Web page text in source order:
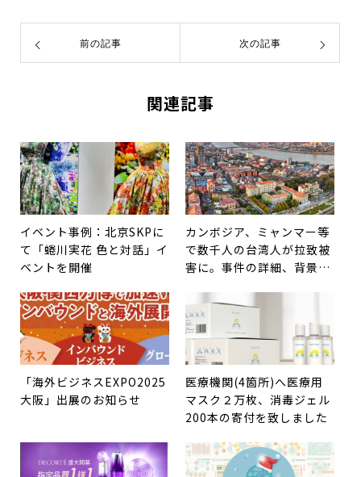
前の記事 次の記事
関連記事
イベント事例：北京SKPに
て「蜷川実花 色と対話」イ
ベントを開催
カンボジア、ミャンマー等
で数千人の台湾人が拉致被
害に。事件の詳細、背景、
「海外ビジネスEXPO2025
大阪」出展のお知らせ
医療機関(4箇所)へ医療用
マスク２万枚、消毒ジェル
200本の寄付を致しました